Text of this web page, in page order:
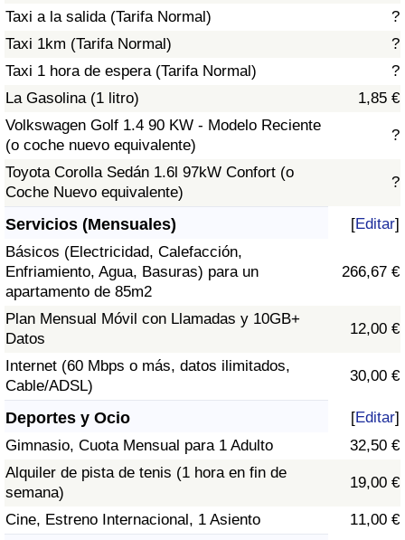
Taxi a la salida (Tarifa Normal)
?
Taxi 1km (Tarifa Normal)
?
Taxi 1 hora de espera (Tarifa Normal)
?
La Gasolina (1 litro)
1,85 €
Volkswagen Golf 1.4 90 KW - Modelo Reciente
(o coche nuevo equivalente)
?
Toyota Corolla Sedán 1.6l 97kW Confort (o
Coche Nuevo equivalente)
?
Servicios (Mensuales) [Editar]
Básicos (Electricidad, Calefacción,
Enfriamiento, Agua, Basuras) para un
apartamento de 85m2
266,67 €
Plan Mensual Móvil con Llamadas y 10GB+
Datos
12,00 €
Internet (60 Mbps o más, datos ilimitados,
Cable/ADSL)
30,00 €
Deportes y Ocio [Editar]
Gimnasio, Cuota Mensual para 1 Adulto
32,50 €
Alquiler de pista de tenis (1 hora en fin de
semana)
19,00 €
Cine, Estreno Internacional, 1 Asiento 11,00 €